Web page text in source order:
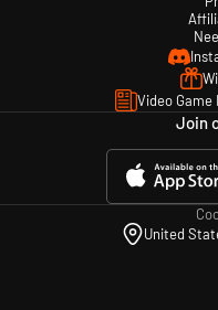
Video Game
Join
United